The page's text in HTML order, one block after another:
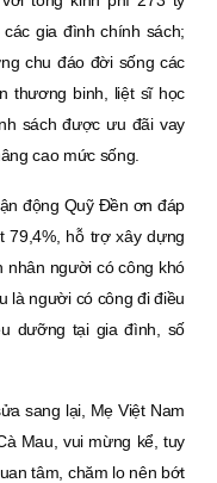
gia đình chính sách;
chu đáo đời sống các
thương binh, liệt sĩ học
sách được ưu đãi vay
cao mức sống.
động Quỹ Đền ơn đáp
79,4%, hỗ trợ xây dựng
nhân người có công khó
là người có công đi điều
dưỡng tại gia đình, số
sang lại, Mẹ Việt Nam
Mau, vui mừng kể, tuy
tâm, chăm lo nên bớt